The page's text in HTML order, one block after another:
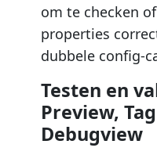
om te checken
properties
dubbele config-
Testen en
Preview,
Debugview